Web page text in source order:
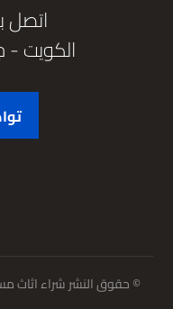
اتصل بنا:
الكويت -